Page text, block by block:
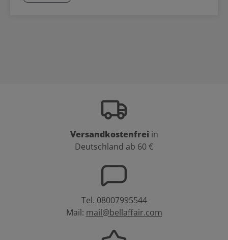
Versandkostenfrei in
Deutschland ab 60 €
Tel. 08007995544
Mail: mail@bellaffair.com